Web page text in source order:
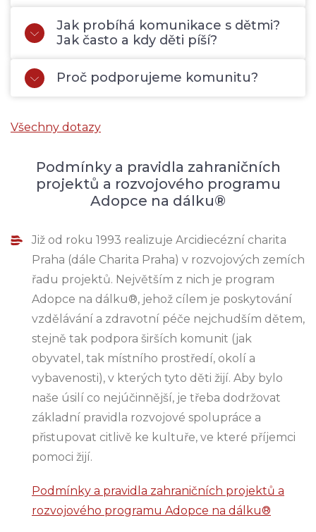
Jak probíhá komunikace s dětmi?
Jak často a kdy děti píší?
Proč podporujeme komunitu?
Všechny dotazy
Podmínky a pravidla zahraničních
projektů a rozvojového programu
Adopce na dálku®
Již od roku 1993 realizuje Arcidiecézní charita
Praha (dále Charita Praha) v rozvojových zemích
řadu projektů. Největším z nich je program
Adopce na dálku®, jehož cílem je poskytování
vzdělávání a zdravotní péče nejchudším dětem,
stejně tak podpora širších komunit (jak
obyvatel, tak místního prostředí, okolí a
vybavenosti), v kterých tyto děti žijí. Aby bylo
naše úsilí co nejúčinnější, je třeba dodržovat
základní pravidla rozvojové spolupráce a
přistupovat citlivě ke kultuře, ve které příjemci
pomoci žijí.
Podmínky a pravidla zahraničních projektů a
rozvojového programu Adopce na dálku®